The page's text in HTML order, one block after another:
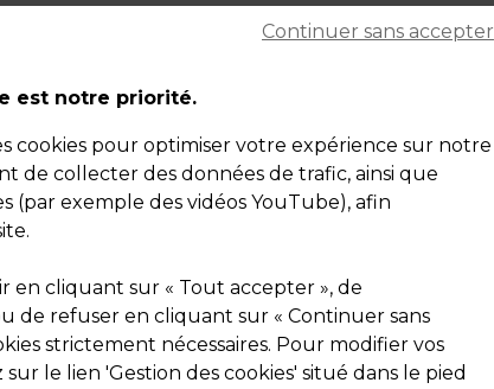
"D"
mm
est notre priorité.
cookies pour optimiser votre expérience sur notre
de collecter des données de trafic, ainsi que
(par exemple des vidéos YouTube), afin
en cliquant sur « Tout accepter », de
de refuser en cliquant sur « Continuer sans
strictement nécessaires. Pour modifier vos
le lien 'Gestion des cookies' situé dans le pied
Continuer sans accepter